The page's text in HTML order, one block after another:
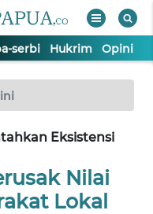
serbi Hukrim Opini
Eksistensi
Nilai
Lokal